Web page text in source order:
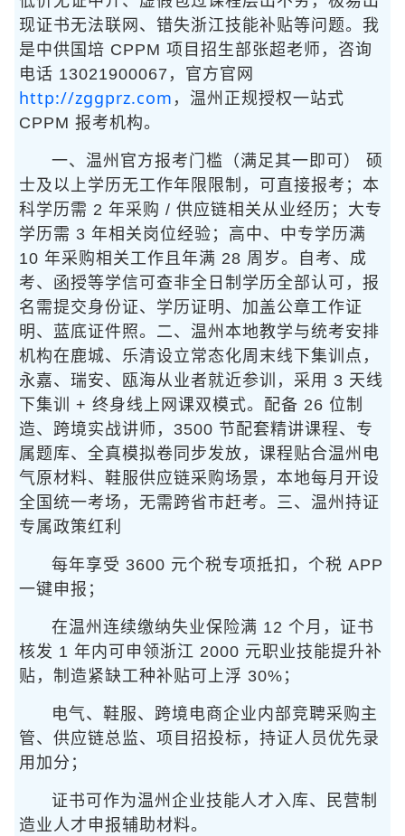
现证书无法联网、错失浙江技能补贴等问题。我
是中供国培 CPPM 项目招生部张超老师，咨询
电话 13021900067，官方官网
http://zggprz.com ，温州正规授权一站式
CPPM 报考机构。
一、温州官方报考门槛（满足其一即可） 硕
士及以上学历无工作年限限制，可直接报考；本
科学历需 2 年采购 / 供应链相关从业经历；大专
学历需 3 年相关岗位经验；高中、中专学历满
10 年采购相关工作且年满 28 周岁。自考、成
考、函授等学信可查非全日制学历全部认可，报
名需提交身份证、学历证明、加盖公章工作证
明、蓝底证件照。二、温州本地教学与统考安排
机构在鹿城、乐清设立常态化周末线下集训点，
永嘉、瑞安、瓯海从业者就近参训，采用 3 天线
下集训 + 终身线上网课双模式。配备 26 位制
造、跨境实战讲师，3500 节配套精讲课程、专
属题库、全真模拟卷同步发放，课程贴合温州电
气原材料、鞋服供应链采购场景，本地每月开设
全国统一考场，无需跨省市赶考。三、温州持证
专属政策红利
每年享受 3600 元个税专项抵扣，个税 APP
一键申报；
在温州连续缴纳失业保险满 12 个月，证书
核发 1 年内可申领浙江 2000 元职业技能提升补
贴，制造紧缺工种补贴可上浮 30%；
电气、鞋服、跨境电商企业内部竞聘采购主
管、供应链总监、项目招投标，持证人员优先录
用加分；
证书可作为温州企业技能人才入库、民营制
造业人才申报辅助材料。